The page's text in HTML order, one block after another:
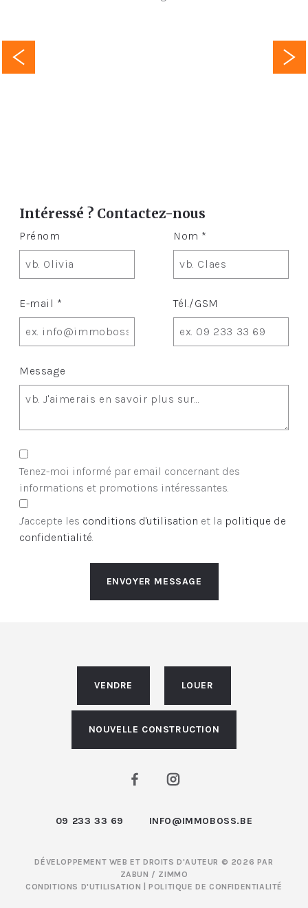
Intéressé ? Contactez-nous
Prénom Nom *
E-mail * Tél./GSM
Message
Tenez-moi informé par email concernant des
informations et promotions intéressantes.
J'accepte les conditions d'utilisation et la politique de
confidentialité.
ENVOYER MESSAGE
VENDRE LOUER
NOUVELLE CONSTRUCTION
09 233 33 69 INFO@IMMOBOSS.BE
DÉVELOPPEMENT WEB ET DROITS D'AUTEUR © 2026 PAR
ZABUN / ZIMMO
CONDITIONS D'UTILISATION
|POLITIQUE DE CONFIDENTIALITÉ